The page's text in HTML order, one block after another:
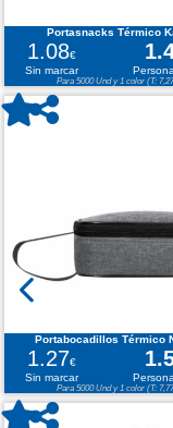
Portasnacks Térmico
1.08€
Sin marcar
Para 5000 Und y 1 color (T:
Portabocadillos Térmico
1.27€
Sin marcar
Para 5000 Und y 1 color (T: